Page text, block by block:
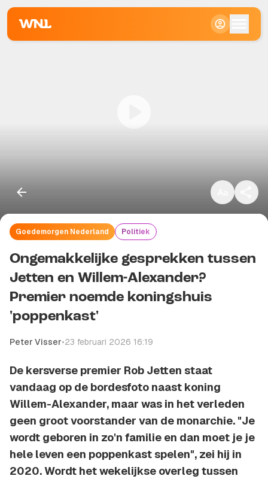
Goedemorgen Nederland Politiek
Ongemakkelijke gesprekken tussen
Jetten en Willem-Alexander?
Premier noemde koningshuis
'poppenkast'
Peter Visser•23 februari 2026 16:19
De kersverse premier Rob Jetten staat
vandaag op de bordesfoto naast koning
Willem-Alexander, maar was in het verleden
geen groot voorstander van de monarchie. "Je
wordt geboren in zo'n familie en dan moet je je
hele leven een poppenkast spelen", zei hij in
2020. Wordt het wekelijkse overleg tussen